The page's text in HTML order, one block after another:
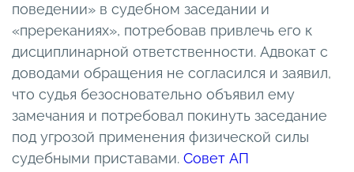
поведении» в судебном заседании и
«пререканиях», потребовав привлечь его к
дисциплинарной ответственности. Адвокат с
доводами обращения не согласился и заявил,
что судья безосновательно объявил ему
замечания и потребовал покинуть заседание
под угрозой применения физической силы
судебными приставами. Совет АП